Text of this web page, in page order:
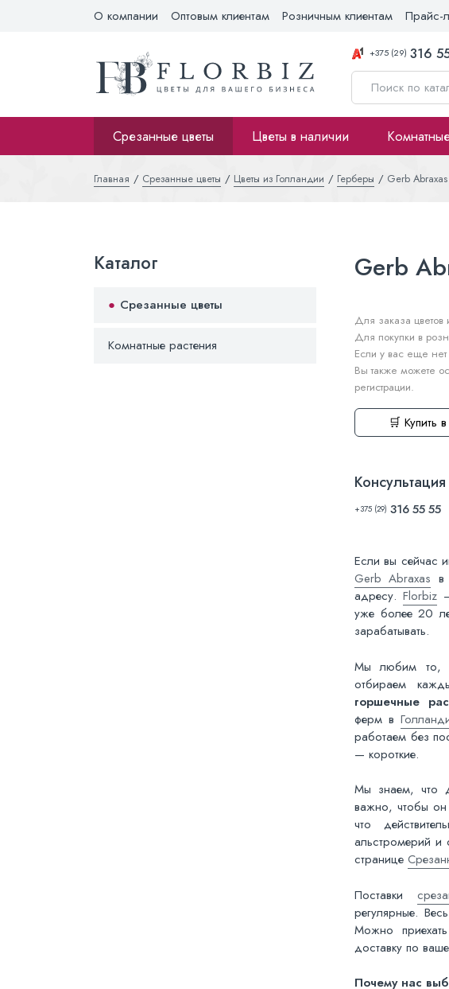
О компании Оптовым клиентам Розничным клиентам Прайс-
+375 (29) 316
Срезанные цветы Цветы в наличии
Главная Срезанные цветы Цветы из Голландии Герберы Gerb Abraxas
Каталог
Срезанные цветы
Комнатные растения
Gerb
Для заказа
Для покупки в
Если у вас еще нет
Вы также можете
регистрации.
🛒 Купить
+375 (29) 316 55 55
Если вы сейчас
Gerb Abraxas
адресу. Florbiz—
уже более 20
зарабатывать.
Мы любим то,
отбираем
горшечные
ферм в
работаем без
— короткие.
Мы знаем, что
важно, чтобы он
что
альстромерий и
странице
Поставки
регулярные.
Можно
доставку по
Почему нас